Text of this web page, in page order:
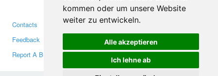
kommen oder um unsere Website
weiter zu entwickeln.
Alle akzeptieren
Ich lehne ab
Media
Contacts
Feedback
Report A Bug
Facebook
Twitter
YouTube
Google+